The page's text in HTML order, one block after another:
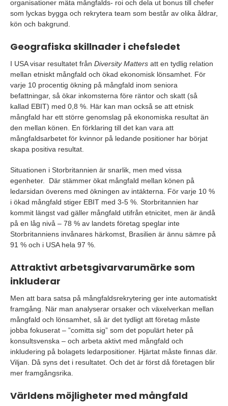
organisationer mäta mångfalds- roi och dela ut bonus till chefer
som lyckas bygga och rekrytera team som består av olika åldrar,
kön och bakgrund.
Geografiska skillnader i chefsledet
I USA visar resultatet från Diversity Matters att en tydlig relation
mellan etniskt mångfald och ökad ekonomisk lönsamhet. För
varje 10 procentig ökning på mångfald inom seniora
befattningar, så ökar inkomsterna före räntor och skatt (så
kallad EBIT) med 0,8 %. Här kan man också se att etnisk
mångfald har ett större genomslag på ekonomiska resultat än
den mellan könen. En förklaring till det kan vara att
mångfaldsarbetet för kvinnor på ledande positioner har börjat
skapa positiva resultat.
Situationen i Storbritannien är snarlik, men med vissa
egenheter. Där stämmer ökat mångfald mellan könen på
ledarsidan överens med ökningen av intäkterna. För varje 10 %
i ökad mångfald stiger EBIT med 3-5 %. Storbritannien har
kommit längst vad gäller mångfald utifrån etnicitet, men är ändå
på en låg nivå – 78 % av landets företag speglar inte
Storbritanniens invånares härkomst, Brasilien är ännu sämre på
91 % och i USA hela 97 %.
Attraktivt arbetsgivarvarumärke som
inkluderar
Men att bara satsa på mångfaldsrekrytering ger inte automatiskt
framgång. När man analyserar orsaker och växelverkan mellan
mångfald och lönsamhet, så är det tydligt att företag måste
jobba fokuserat – ”comitta sig” som det populärt heter på
konsultsvenska – och arbeta aktivt med mångfald och
inkludering på bolagets ledarpositioner. Hjärtat måste finnas där.
Viljan. Då syns det i resultatet. Och det är först då företagen blir
mer framgångsrika.
Världens möjligheter med mångfald